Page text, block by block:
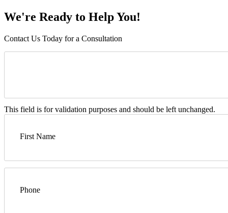
We're Ready to Help You!
Contact Us Today for a Consultation
This field is for validation purposes and should be left unchanged.